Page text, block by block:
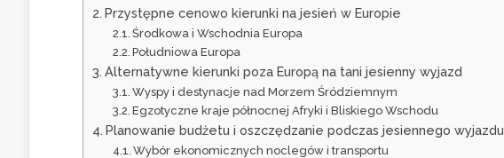
Przystępne cenowo kierunki na jesień w Europie
Środkowa i Wschodnia Europa
Południowa Europa
Alternatywne kierunki poza Europą na tani jesienny wyjazd
Wyspy i destynacje nad Morzem Śródziemnym
Egzotyczne kraje północnej Afryki i Bliskiego Wschodu
Planowanie budżetu i oszczędzanie podczas jesiennego wyjazdu
Wybór ekonomicznych noclegów i transportu